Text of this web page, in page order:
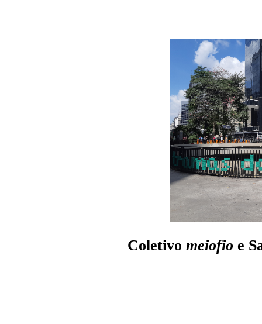
Coletivo meiofio e